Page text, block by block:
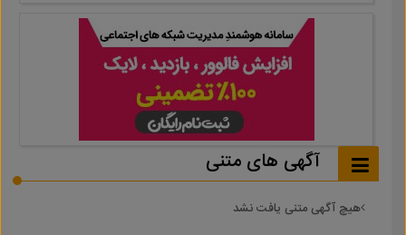
آگهی های متنی
هیچ آگهی متنی یافت نشد